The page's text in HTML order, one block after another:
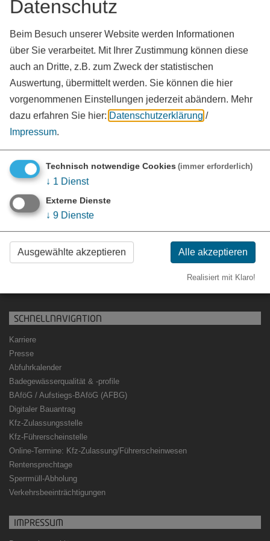
KONTAKT
Landratsamt Weißenburg-Gunzenhausen
91781 Weißenburg i. Bay.
09141 902-0
09141 902-108
SCHNELLNAVIGATION
Karriere
Presse
Abfuhrkalender
Badegewässerqualität & -profile
BAföG / Aufstiegs-BAföG (AFBG)
Digitaler Bauantrag
Kfz-Zulassungsstelle
Kfz-Führerscheinstelle
Online-Termine: Kfz-Zulassung/Führerscheinwesen
Rentensprechtage
Sperrmüll-Abholung
Verkehrsbeeinträchtigungen
IMPRESSUM
Datenschutz
Beim Besuch unserer Website werden Informationen
über Sie verarbeitet. Mit Ihrer Zustimmung können diese
auch an Dritte, z.B. zum Zweck der statistischen
Auswertung, übermittelt werden. Sie können die hier
vorgenommenen Einstellungen jederzeit abändern. Mehr
dazu erfahren Sie hier: Datenschutzerklärung /
Impressum.
Technisch notwendige Cookies (immer erforderlich)
↓ 1 Dienst
Externe Dienste
↓ 9 Dienste
Ausgewählte akzeptieren Alle akzeptieren
Realisiert mit Klaro!